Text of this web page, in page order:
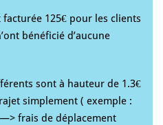
facturée 125€ pour les clients
bénéficié d’aucune
sont à hauteur de 1.3€
simplement ( exemple :
frais de déplacement